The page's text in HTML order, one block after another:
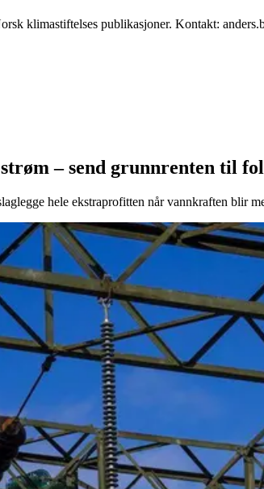
klimastiftelses publikasjoner. Kontakt:
– send grunnrenten til
hele ekstraprofitten når vannkraften blir